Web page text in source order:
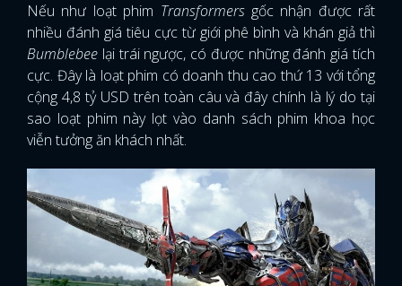
Nếu như loạt phim Transformersgốc nhận được rất
nhiều đánh giá tiêu cực từ giới phê bình và khán giả thì
Bumblebee lại trái ngược, có được những đánh giá tích
cực. Đây là loạt phim có doanh thu cao thứ 13 với tổng
cộng 4,8 tỷ USD trên toàn câu và đây chính là lý do tại
sao loạt phim này lọt vào danh sách phim khoa học
viễn tưởng ăn khách nhất.